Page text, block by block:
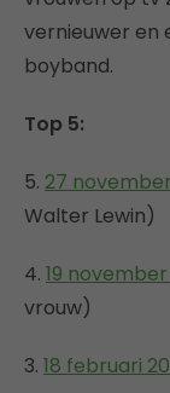
vernieuwer en
boyband.
Top 5:
5. 27
Walter Lewin)
4. 19 november
vrouw)
3. 18 februari